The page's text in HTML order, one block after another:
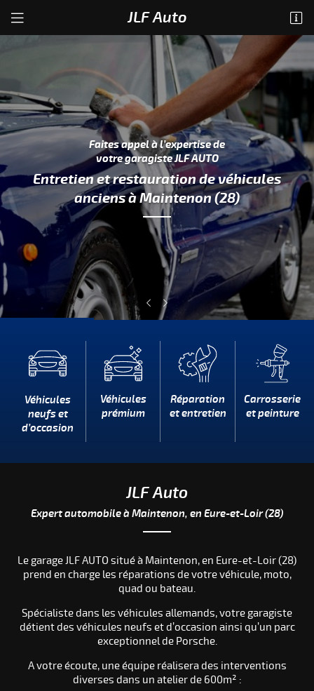
JLF Auto
Faites appel à l’expertise de
votre garagiste JLF AUTO
Entretien et restauration de véhicules
anciensà Maintenon (28)
Véhicules
neufs et
d’occasion
Véhicules
prémium
Réparation
et entretien
Carrosserie
et peinture
JLF Auto
Expert automobile à Maintenon, en Eure-et-Loir (28)
Le garage JLF AUTO situé à Maintenon, en Eure-et-Loir (28)
prend en charge les réparations de votre véhicule, moto,
quad ou bateau.
Spécialiste dans les véhicules allemands, votre garagiste
détient des véhicules neufs et d’occasion ainsi qu’un parc
exceptionnel de Porsche.
A votre écoute, une équipe réalisera des interventions
diverses dans un atelier de 600m² :